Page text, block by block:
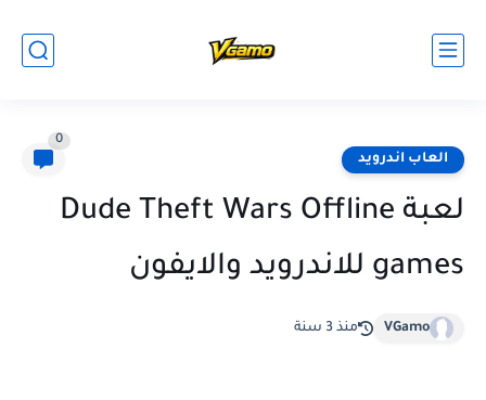
العاب اندرويد
0
لعبة Dude Theft Wars Offline
games للاندرويد والايفون
VGamo منذ 3 سنة